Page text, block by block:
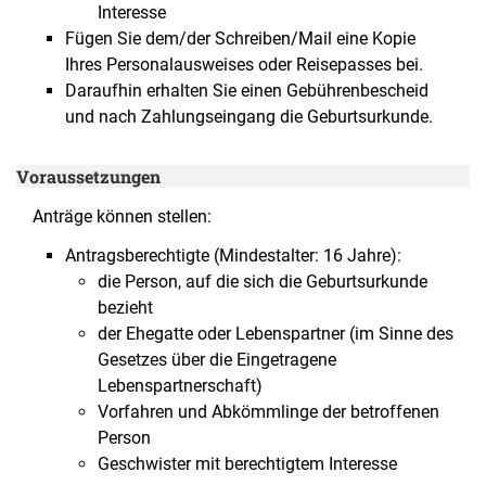
Interesse
Fügen Sie dem/der Schreiben/Mail eine Kopie
Ihres Personalausweises oder Reisepasses bei.
Daraufhin erhalten Sie einen Gebührenbescheid
und nach Zahlungseingang die Geburtsurkunde.
Voraussetzungen
Anträge können stellen:
Antragsberechtigte (Mindestalter: 16 Jahre):
die Person, auf die sich die Geburtsurkunde
bezieht
der Ehegatte oder Lebenspartner (im Sinne des
Gesetzes über die Eingetragene
Lebenspartnerschaft)
Vorfahren und Abkömmlinge der betroffenen
Person
Geschwister mit berechtigtem Interesse